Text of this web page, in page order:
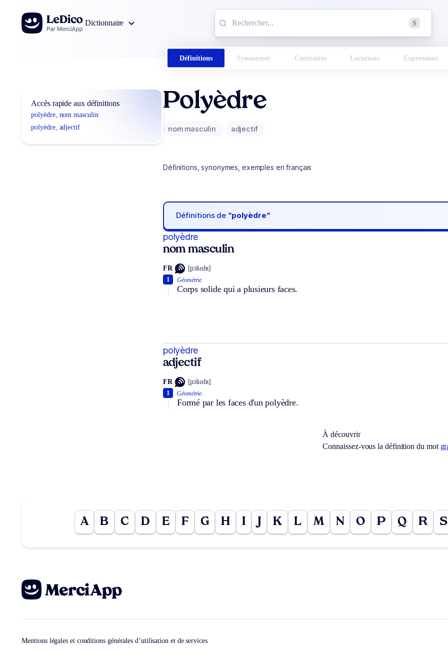
Aller au contenu
Dictionnaire
S
Définitions Synonymes Contraires Locutions Expressions
Accès rapide aux définitions
polyèdre, nom masculin
polyèdre, adjectif
Polyèdre
nom masculin adjectif
Définitions, synonymes, exemples en français
Définitions de “polyèdre“
polyèdre
nom masculin
FR [pɔliɛdʀ]
Géométrie.
Corps solide qui a plusieurs faces.
1
polyèdre
adjectif
FR [pɔliɛdʀ]
Géométrie.
Formé par les faces d'un polyèdre.
1
À découvrir
Connaissez-vous la définition du mot
A B C D E F G H I K L M N O P Q R S
Mentions légales et conditions générales d’utilisation et de services